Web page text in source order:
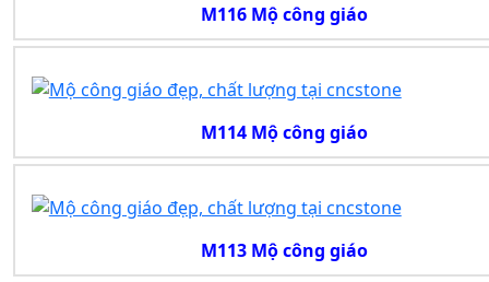
M116 Mộ công giáo
M114 Mộ công giáo
M113 Mộ công giáo